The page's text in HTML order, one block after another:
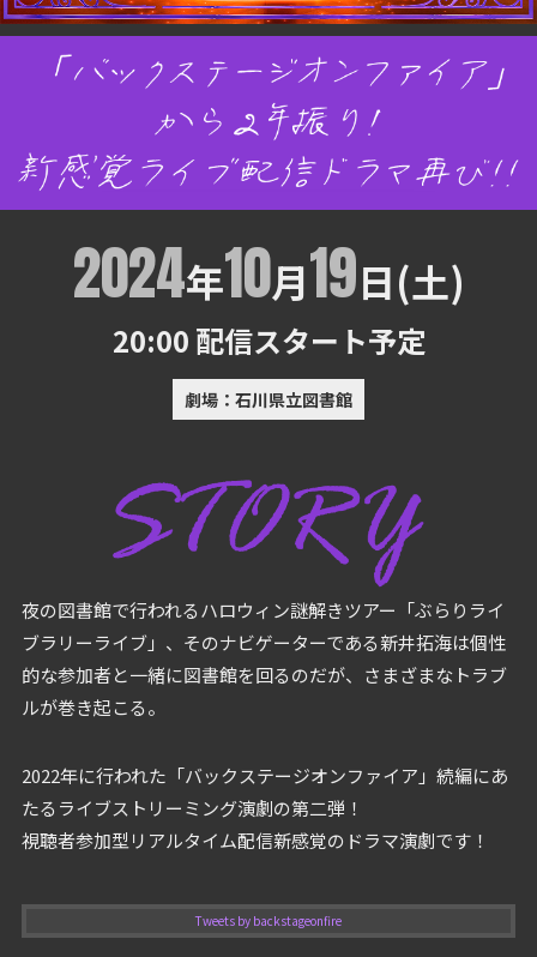
2024年10月19日(土)
20:00 配信スタート予定
劇場：石川県立図書館
夜の図書館で行われるハロウィン謎解きツアー「ぶらりライ
ブラリーライブ」、 そのナビゲーターである新井拓海は個性
的な参加者と一緒に図書館を回るのだが、 さまざまなトラブ
ルが巻き起こる。
2022年に行われた「バックステージオンファイア」続編にあ
たる ライブストリーミング演劇の第二弾！
視聴者参加型リアルタイム配信新感覚のドラマ演劇です！
Tweets by backstageonfire